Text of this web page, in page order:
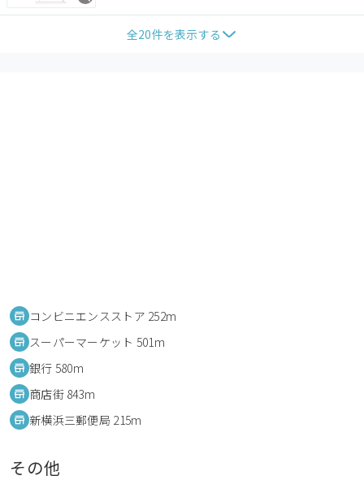
全20件を表示する
コンビニエンスストア 252m
スーパーマーケット 501m
銀行 580m
商店街 843m
新横浜三郵便局 215m
その他